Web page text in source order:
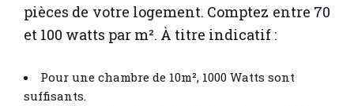
pièces de votre logement. Comptez entre 70
et 100 watts par m². À titre indicatif :
Pour une chambre de 10m², 1000 Watts sont
suffisants.